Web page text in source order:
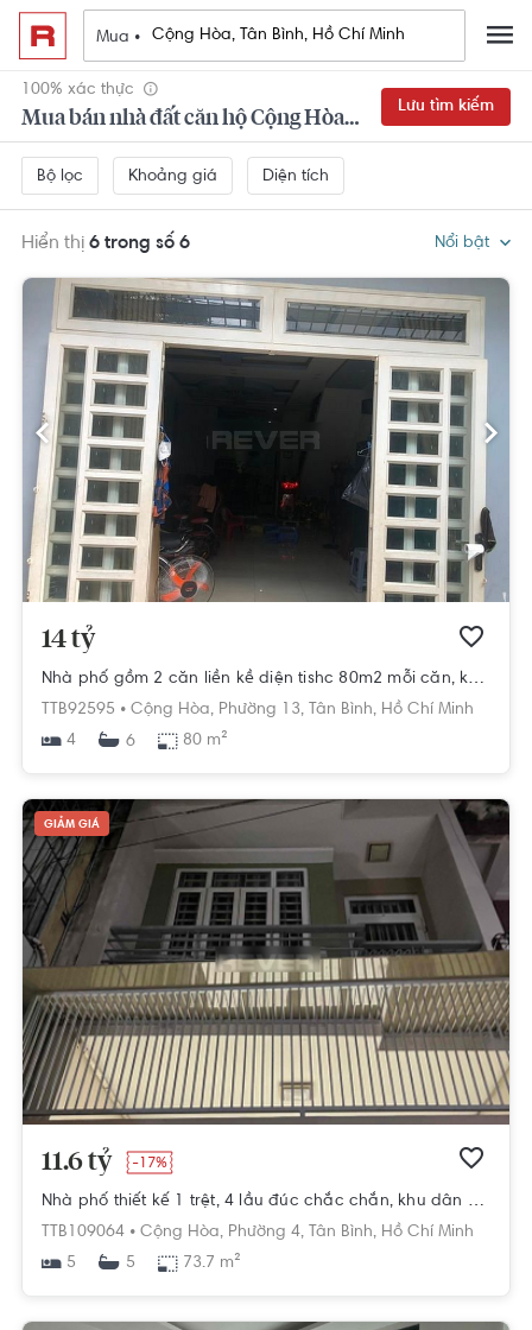
Mua •
100% xác thực
Mua bán nhà đất căn hộ Cộng Hòa, Tân Bình, Hồ Chí Minh
Lưu tìm kiếm
Bộ lọc Khoảng giá Diện tích
Hiển thị 6 trong số 6 Nổi bật
14 tỷ
Nhà phố gồm 2 căn liền kề diện tishc 80m2 mỗi căn, khu dân cư hiện hữu.
TTB92595 • Cộng Hòa, Phường 13, Tân Bình, Hồ Chí Minh
4
6 80 m²
GIẢM GIÁ
11.6 tỷ -17%
Nhà phố thiết kế 1 trệt, 4 lầu đúc chắc chắn, khu dân cư sầm uất.
TTB109064 • Cộng Hòa, Phường 4, Tân Bình, Hồ Chí Minh
5
5 73.7 m²